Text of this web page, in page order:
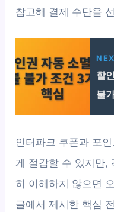
참고해 결제 수단을
할
불
인터파크 쿠폰과 포
게 절감할 수 있지만,
히 이해하지 않으면
글에서 제시한 핵심